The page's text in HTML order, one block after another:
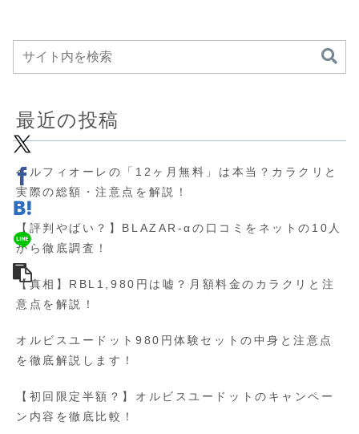
最近の投稿
ベルフィオーレの「12ヶ月無料」は本当？カラクリと
実際の総額・注意点を解説！
【評判やばい？】BLAZAR-αの口コミをネットの10人
から徹底調査！
【真相】RBL1,980円は嘘？月額料金のカラクリと注
意点を解説！
オルビスユードット980円体験セットの中身と注意点
を徹底解説します！
【初回限定半額？】オルビスユードットのキャンペー
ン内容を徹底比較！